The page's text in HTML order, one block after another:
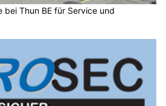
bei Thun BE für Service und